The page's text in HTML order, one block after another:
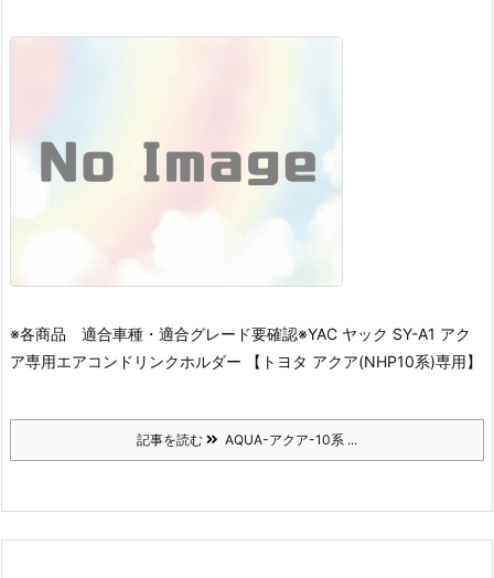
※各商品 適合車種・適合グレード要確認※YAC ヤック SY-A1 アク
ア専用エアコンドリンクホルダー 【トヨタ アクア(NHP10系)専用】
記事を読む AQUA-アクア-10系 ...